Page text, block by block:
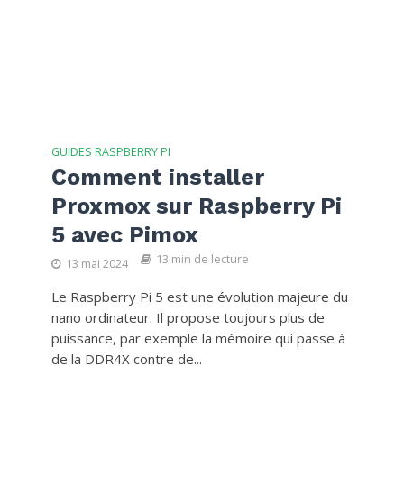
GUIDES RASPBERRY PI
Comment installer
Proxmox sur Raspberry Pi
5 avec Pimox
13 mai 2024 13 min de lecture
Le Raspberry Pi 5 est une évolution majeure du
nano ordinateur. Il propose toujours plus de
puissance, par exemple la mémoire qui passe à
de la DDR4X contre de...